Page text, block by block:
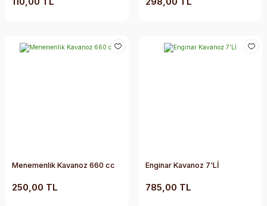
Menemenlik Kavanoz 660 cc
250,00 TL
Enginar Kavanoz 7'Lİ
785,00 TL